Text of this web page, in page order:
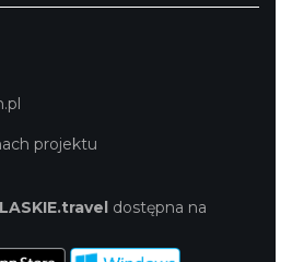
projektu
dostępna na